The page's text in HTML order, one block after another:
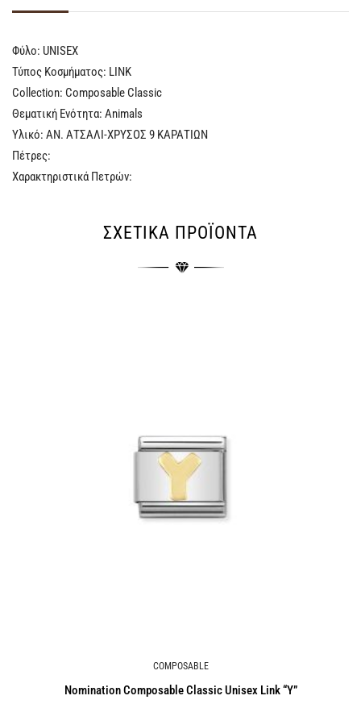
Φύλο: UNISEX
Τύπος Κοσμήματος: LINK
Collection: Composable Classic
Θεματική Ενότητα: Animals
Υλικό: ΑΝ. ΑΤΣΑΛΙ-ΧΡΥΣΟΣ 9 ΚΑΡΑΤΙΩΝ
Πέτρες:
Χαρακτηριστικά Πετρών:
ΣΧΕΤΙΚΆ ΠΡΟΪΌΝΤΑ
COMPOSABLE
Nomination Composable Classic Unisex Link “Υ”